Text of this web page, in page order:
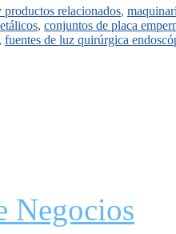
productos relacionados,
, conjuntos de placa
, fuentes de luz quirúrgica
Negocios